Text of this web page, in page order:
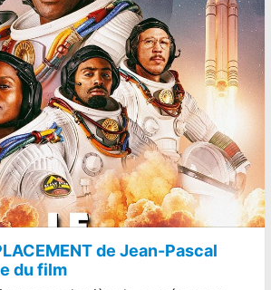
de Jean-Pascal
du film